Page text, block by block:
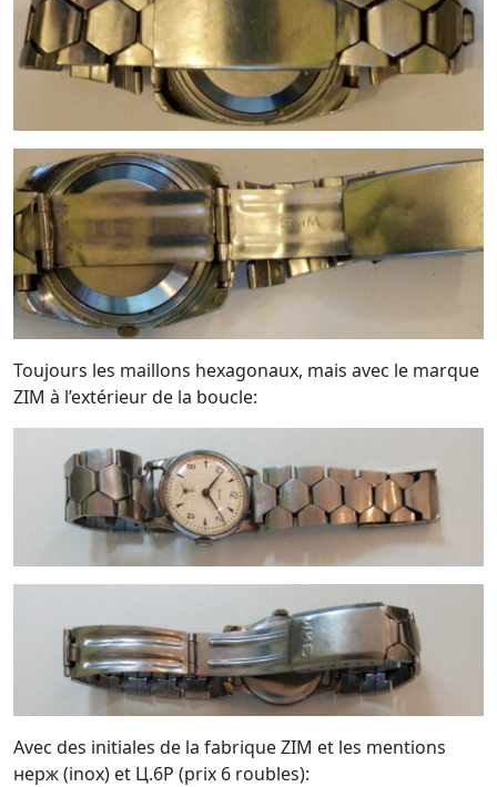
Toujours les maillons hexagonaux, mais avec le marque
ZIM à l’extérieur de la boucle:
Avec des initiales de la fabrique ZIM et les mentions
нерж (inox) et Ц.6P (prix 6 roubles):